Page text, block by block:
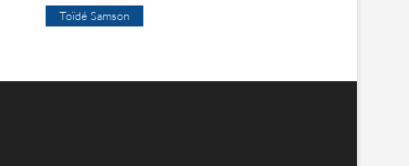
Toïdé Samson